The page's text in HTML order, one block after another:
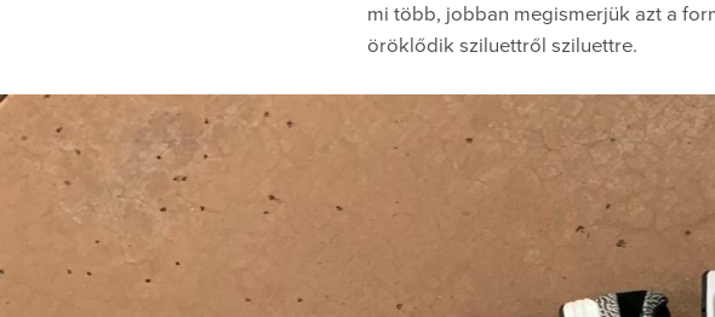
mi több, jobban megismerjük azt a
öröklődik sziluettről sziluettre.